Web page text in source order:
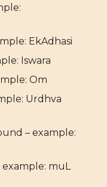
EkAdhasi
Iswara
Om
Urdhva
– example:
example: muL